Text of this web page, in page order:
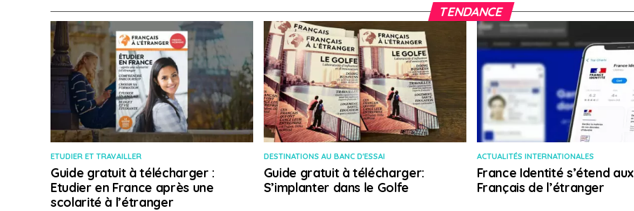
TENDANCE
ETUDIER ET TRAVAILLER
Guide gratuit à télécharger :
Etudier en France après une
scolarité à l’étranger
DESTINATIONS AU BANC D'ESSAI
Guide gratuit à télécharger:
S’implanter dans le Golfe
ACTUALITÉS INTERNATIONALES
France Identité s’étend aux
Français de l’étranger